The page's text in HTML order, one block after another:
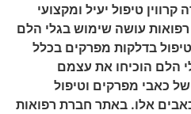
טיפול יעיל ומקצועי
עושה שימוש בגלי הלם
בדלקות מפרקים בכלל
הלם הוכיחו את עצמם
כאבי מפרקים וטיפול
אלו. באתר חברת רפואות